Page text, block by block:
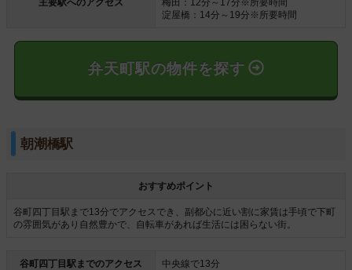
淀屋橋：14分～19分※所要時間
弁天町駅の物件を探す
朝潮橋駅
おすすめポイント
谷町四丁目駅まで13分でアクセスでき、副都心に近い割に家賃は手頃で下町
の雰囲気があり自然豊かで、自転車があれば生活には困らない街。
谷町四丁目駅までのアクセス 中央線で13分